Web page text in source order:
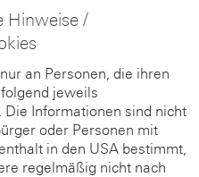
Hinweise /
an Personen, die ihren
jeweils
Die Informationen sind nicht
oder Personen mit
in den USA bestimmt,
regelmäßig nicht nach